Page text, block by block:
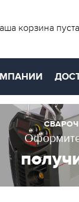
корзина пуста